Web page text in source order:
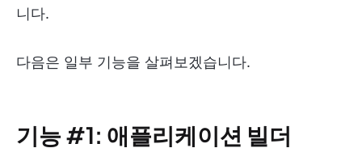
니다.
다음은 일부 기능을 살펴보겠습니다.
기능 #1: 애플리케이션 빌더